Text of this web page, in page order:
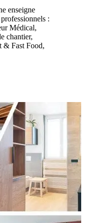
enseigne
:
Médical,
chantier,
& Fast Food,